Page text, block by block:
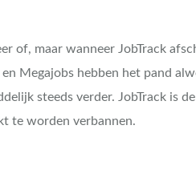
of, maar wanneer JobTrack
Megajobs hebben het pand
steeds verder. JobTrack is
te worden verbannen.